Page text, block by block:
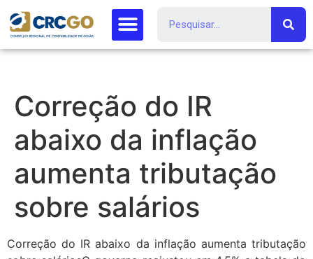
Correção do IR
abaixo da inflação
aumenta tributação
sobre salários
Correção do IR abaixo da inflação aumenta tributação